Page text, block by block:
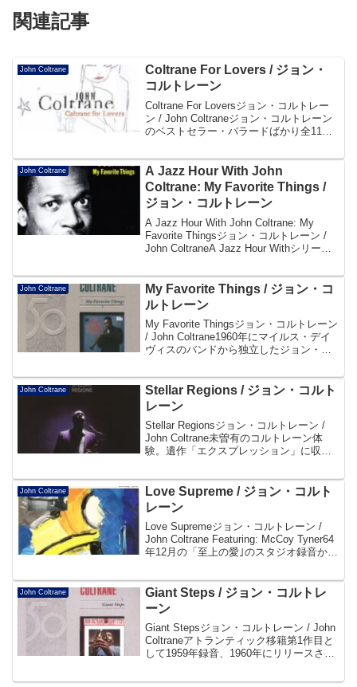
関連記事
John Coltrane
Coltrane For Lovers / ジョン・
コルトレーン
Coltrane For Loversジョン・コルトレー
ン / John Coltraneジョン・コルトレーン
のベストセラー・バラードばかり全11曲
Amazonの商品ページでレビューを見る
AmazonDisc...
John Coltrane
A Jazz Hour With John
Coltrane: My Favorite Things /
ジョン・コルトレーン
A Jazz Hour With John Coltrane: My
Favorite Thingsジョン・コルトレーン /
John ColtraneA Jazz Hour Withシリーズ
ト...
John Coltrane
My Favorite Things / ジョン・コ
ルトレーン
My Favorite Thingsジョン・コルトレーン
/ John Coltrane1960年にマイルス・デイ
ヴィスのバンドから独立したジョン・コ
ら発表したアルバム。ミュージカル「サ
ウンド・オブ・ミュ...
John Coltrane
Stellar Regions / ジョン・コルト
レーン
Stellar Regionsジョン・コルトレーン /
John Coltrane未曽有のコルトレーン体
験。遺作「エクスプレッション」に収録
迄全く存在の知られなかった7曲 10テイ
クに聴く凄...
John Coltrane
Love Supreme / ジョン・コルト
レーン
Love Supremeジョン・コルトレーン /
John Coltrane Featuring: McCoy Tyner64
年12月の「至上の愛｣のスタジオ録音から
スのジュアン・レ・パンのライヴを収...
John Coltrane
Giant Steps / ジョン・コルトレ
ーン
Giant Stepsジョン・コルトレーン / John
Coltraneアトランティック移籍第1作目と
して1959年録音、1960年にリリースされ
るオリジナル、最初の妻の名をタイトル